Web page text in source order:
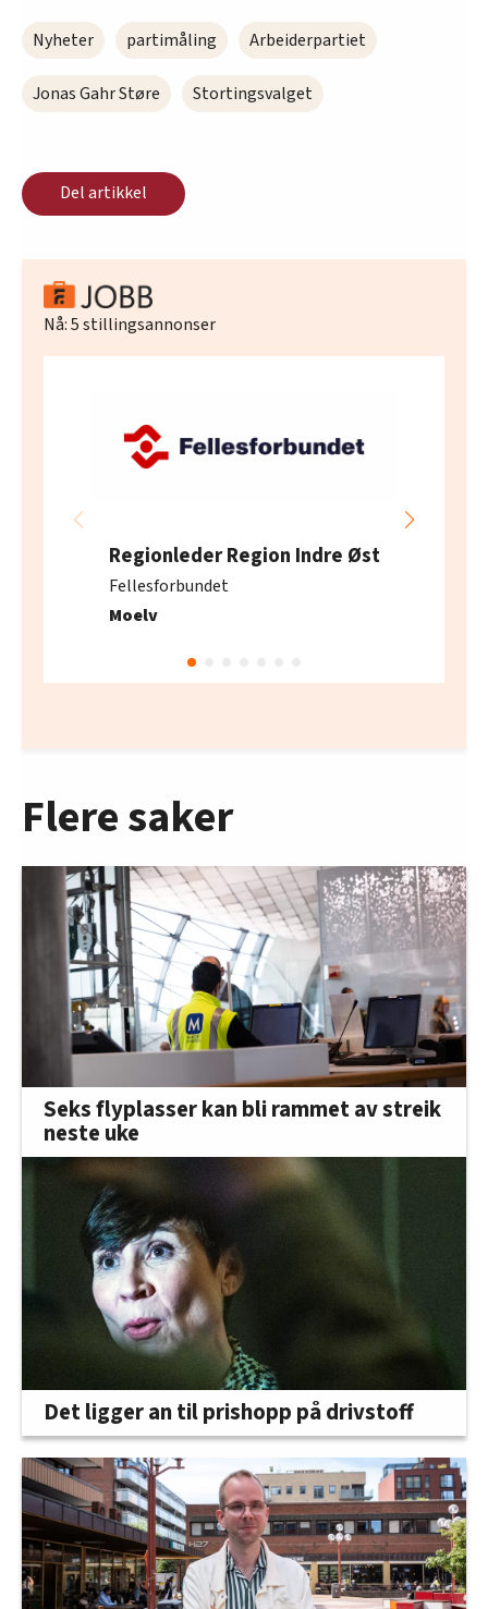
Nyheter partimåling Arbeiderpartiet
Jonas Gahr Støre Stortingsvalget
Del artikkel
Nå:5stillingsannonser
Regionleder Region Indre Øst
Fellesforbundet
Moelv
Flere saker
Seks flyplasser kan bli rammet av streik
neste uke
Det ligger an til prishopp på drivstoff